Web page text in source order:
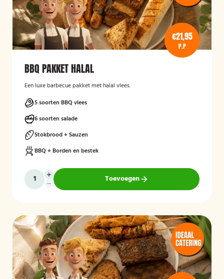
€21,95
P.P
BBQ PAKKET HALAL
Een luxe barbecue pakket met halal vlees.
5 soorten BBQ vlees
6 soorten salade
Stokbrood + Sauzen
BBQ + Borden en bestek
Toevoegen